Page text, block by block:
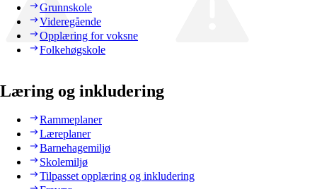
Grunnskole
Videregående
Opplæring for voksne
Folkehøgskole
Læring og inkludering
Rammeplaner
Læreplaner
Barnehagemiljø
Skolemiljø
Tilpasset opplæring og inkludering